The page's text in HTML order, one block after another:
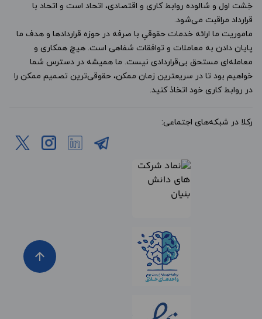
خِشت اول و شالوده روابط کاری و اقتصادی، اتحاد است و اتحاد با
قرارداد مراقبت می‌شود.
ماموریت ما ارائه خدمات حقوقیِ با صرفه در حوزه قراردادها و هدف ما
پایان دادن به معاملات و توافقات شفاهی است. هیچ همکاری و
معامله‌ای مستحق بی‌قراردادی نیست. ما همیشه در دسترس شما
خواهیم بود تا در سریعترین زمان ممکن، حقوقی‌ترین تصمیم ممکن را
در روابط کاری خود اتخاذ کنید.
رکلا در شبکه‌های اجتماعی:
arrow_upward